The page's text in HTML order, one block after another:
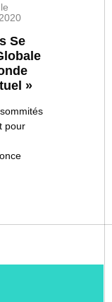
Se
»
pour